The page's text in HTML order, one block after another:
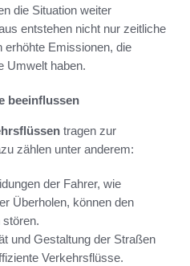
die Situation weiter
entstehen nicht nur zeitliche
erhöhte Emissionen, die
Umwelt haben.
beeinflussen
tragen zur
zählen unter anderem:
der Fahrer, wie
Überholen, können den
und Gestaltung der Straßen
Verkehrsflüsse.